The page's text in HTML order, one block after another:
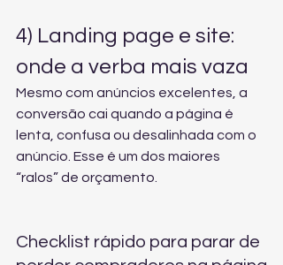
4) Landing page e site:
onde a verba mais vaza
Mesmo com anúncios excelentes, a
conversão cai quando a página é
lenta, confusa ou desalinhada com o
anúncio. Esse é um dos maiores
“ralos” de orçamento.
Checklist rápido para parar de